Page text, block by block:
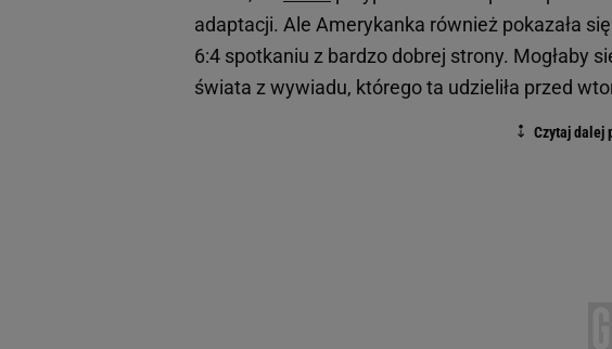
adaptacji. Ale Amerykanka również pokazała
6:4 spotkaniu z bardzo dobrej strony. Mogłaby
świata z wywiadu, którego ta udzieliła przed